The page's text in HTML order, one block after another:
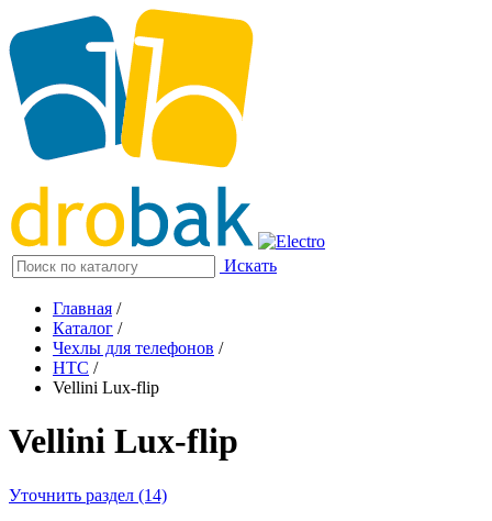
Искать
Главная /
Каталог /
Чехлы для телефонов /
HTC /
Vellini Lux-flip
Vellini Lux-flip
Уточнить раздел (14)